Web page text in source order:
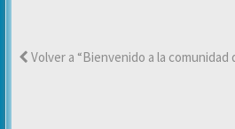
Volver a “Bienvenido a la comunidad